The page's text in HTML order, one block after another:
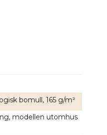
bomull, 165 g/m²
modellen utomhus